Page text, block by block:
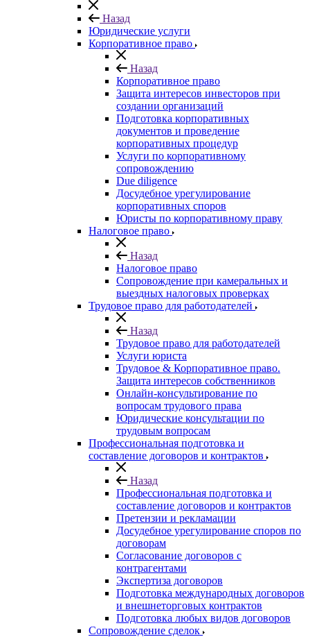
Назад
Юридические услуги
Корпоративное право
Назад
Корпоративное право
Защита интересов инвесторов при
создании организаций
Подготовка корпоративных
документов и проведение
корпоративных процедур
Услуги по корпоративному
сопровождению
Due diligence
Досудебное урегулирование
корпоративных споров
Юристы по корпоративному праву
Налоговое право
Назад
Налоговое право
Сопровождение при камеральных и
выездных налоговых проверках
Трудовое право для работодателей
Назад
Трудовое право для работодателей
Услуги юриста
Трудовое & Корпоративное право.
Защита интересов собственников
Онлайн-консультирование по
вопросам трудового права
Юридические консультации по
трудовым вопросам
Профессиональная подготовка и
составление договоров и контрактов
Назад
Профессиональная подготовка и
составление договоров и контрактов
Претензии и рекламации
Досудебное урегулирование споров по
договорам
Согласование договоров с
контрагентами
Экспертиза договоров
Подготовка международных договоров
и внешнеторговых контрактов
Подготовка любых видов договоров
Сопровождение сделок